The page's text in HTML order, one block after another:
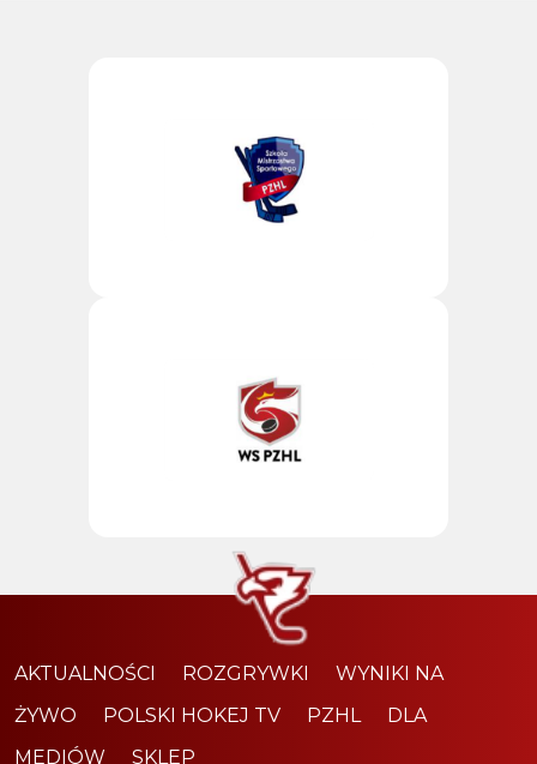
AKTUALNOŚCI ROZGRYWKI
WYNIKI NA
ŻYWO
POLSKI HOKEJ TV PZHL
DLA
MEDIÓW
SKLEP